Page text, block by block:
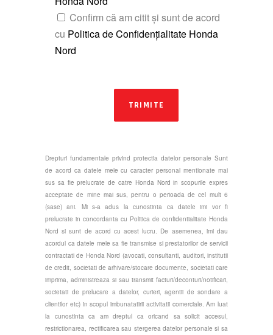
Confirm că am citit și sunt de acord
cu Politica de Confidențialitate Honda
Nord
TRIMITE
Drepturi fundamentale privind protectia datelor personale Sunt
de acord ca datele mele cu caracter personal mentionate mai
sus sa fie prelucrate de catre Honda Nord in scopurile expres
acceptate de mine mai sus, pentru o perioada de cel mult 6
(sase) ani. Mi s-a adus la cunostinta ca datele imi vor fi
prelucrate in concordanta cu Politica de confidentialitate Honda
Nord si sunt de acord cu acest lucru. De asemenea, imi dau
acordul ca datele mele sa fie transmise si prestatorilor de servicii
contractati de Honda Nord (avocati, consultanti, auditori, institutii
de credit, societati de arhivare/stocare documente, societati care
imprima, administreaza si sau transmit facturi/deconturi/notificari,
societati de prelucare a datelor, curieri, agentii de sondare a
clientilor etc) in scopul imbunatatirii activitatii comerciale. Am luat
la cunostinta ca am dreptul ca oricand sa solicit accesul,
restrictionarea, rectificarea sau stergerea datelor personale si sa